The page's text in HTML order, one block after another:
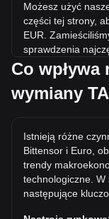
Możesz użyć
części tej strony,
EUR.
sprawdzenia
5 EUR jest
będzie kosztować
Jaka jest
pokaże, czy
wszech czasów.
Jaki jest trend
W ciągu ostatnich
wzrósł o 3.89%.
Co wpływa
wymiany
Istnieją różne
Bittensor i Euro,
trendy
technologiczne. W
następujące